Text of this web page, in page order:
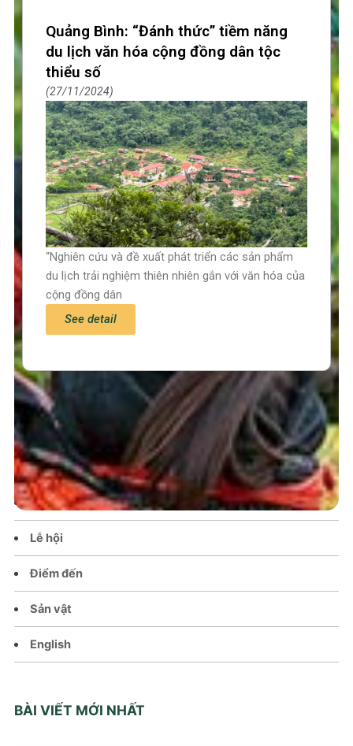
Trang chủ
Tin tức – Sự kiện
Chính sách
Văn hoá – Đời sống
Lễ hội
Điểm đến
Sản vật
English
BÀI VIẾT MỚI NHẤT
Quảng Bình: “Đánh thức” tiềm năng
du lịch văn hóa cộng đồng dân tộc
thiểu số
27/11/2024
“Nghiên cứu và đề xuất phát triển các sản phẩm
du lịch trải nghiệm thiên nhiên gắn với văn hóa của
cộng đồng dân
See detail